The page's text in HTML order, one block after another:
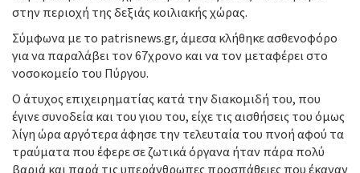
στην περιοχή της δεξιάς κοιλιακής χώρας.
Σύμφωνα με το patrisnews.gr, άμεσα κλήθηκε ασθενοφόρο
για να παραλάβει τον 67χρονο και να τον μεταφέρει στο
νοσοκομείο του Πύργου.
Ο άτυχος επιχειρηματίας κατά την διακομιδή του, που
έγινε συνοδεία και του γιου του, είχε τις αισθήσεις του όμως
λίγη ώρα αργότερα άφησε την τελευταία του πνοή αφού τα
τραύματα που έφερε σε ζωτικά όργανα ήταν πάρα πολύ
βαριά και παρά τις υπεράνθρωπες προσπάθειες που έκαναν